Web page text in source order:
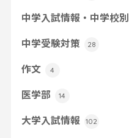
中学入試情報・中学校別
中学受験対策 28
作文 4
医学部 14
大学入試情報 102